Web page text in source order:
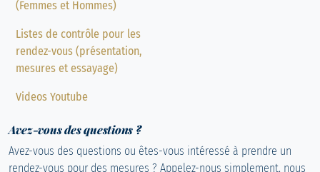
(Femmes et Hommes)
Listes de contrôle pour les
rendez-vous (présentation,
mesures et essayage)
Videos Youtube
Avez-vous des questions ?
Avez-vous des questions ou êtes-vous intéressé à prendre un
rendez-vous pour des mesures ? Appelez-nous simplement, nous